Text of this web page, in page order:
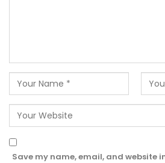
Save my name, email, and website